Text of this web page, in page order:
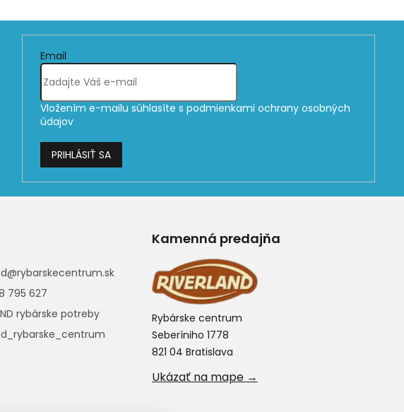
Email
Vložením e-mailu súhlasíte s podmienkami ochrany osobných
údajov
PRIHLÁSIŤ SA
@rybarskecentrum.sk
795 627
rybárske potreby
Kamenná predajňa
Rybárske centrum
Seberíniho 1778
821 04 Bratislava
Ukázať na mape →